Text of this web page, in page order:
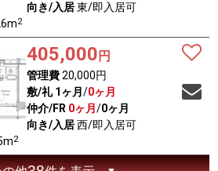
2
向き/入居東/即入居可
2
405,000 円
管理費20,000円
敷/礼 1ヶ月 /0ヶ月
仲介/FR 0ヶ月 /0ヶ月
向き/入居西/即入居可